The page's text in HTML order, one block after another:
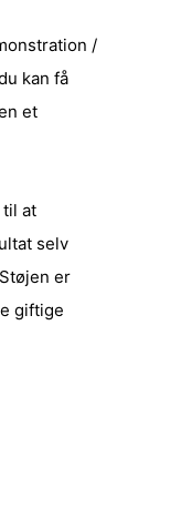
/
kan få
et
at
selv
er
giftige